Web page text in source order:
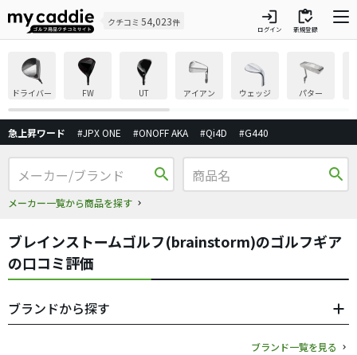
クチコミ 54,023件 login
ログイン
inventory
新規登録
ドライバー FW UT アイアン ウェッジ パター
急上昇ワード #JPX ONE #ONOFF AKA #Qi4D #G440
search
メーカー一覧から商品を探す
search
ブレインストームゴルフ(brainstorm)のゴルフギア
の口コミ評価
ブランドから探す
ブランド一覧を見る